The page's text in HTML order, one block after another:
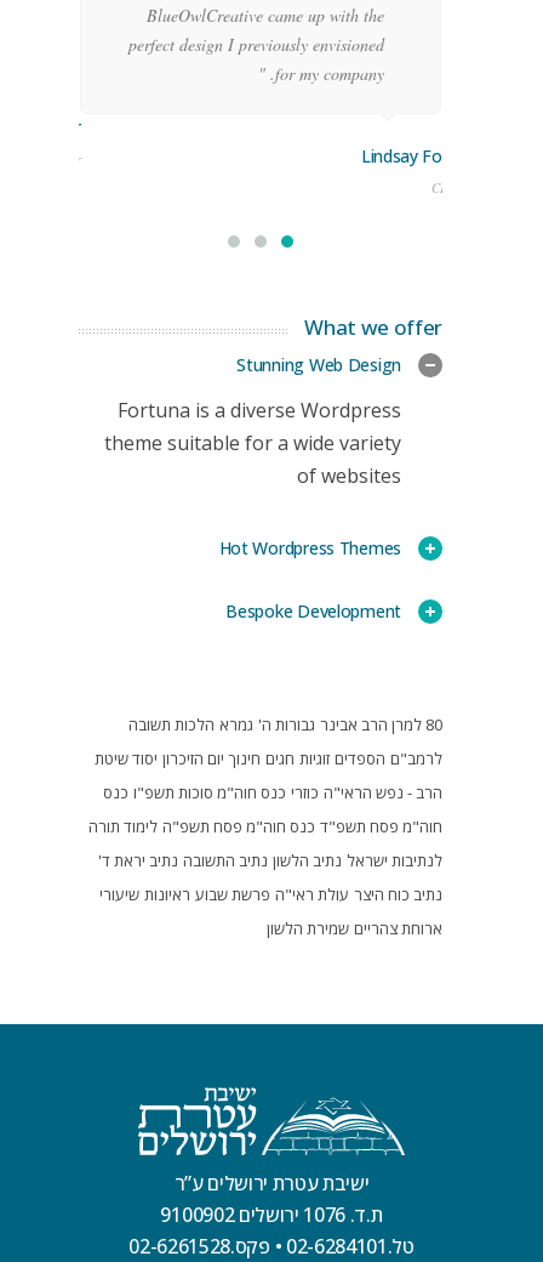
BlueOwlCreative came up with the
perfect design I previously envisioned
for my company. "
Lindsay Ford
CEO
Stoner
Manager
What we offer
Stunning Web Design
Fortuna is a diverse Wordpress
theme suitable for a wide variety
of websites
Hot Wordpress Themes
Bespoke Development
80 למרן הרב אבינר גבורות ה' גמרא הלכות תשובה
לרמב"ם הספדים זוגיות חגים חינוך יום הזיכרון יסוד שיטת
הרב - נפש הראי"ה כוזרי כנס חוה"מ סוכות תשפ"ו כנס
חוה"מ פסח תשפ"ד כנס חוה"מ פסח תשפ"ה לימוד תורה
לנתיבות ישראל נתיב הלשון נתיב התשובה נתיב יראת ד'
נתיב כוח היצר עולת ראי"ה פרשת שבוע ראיונות שיעורי
ארוחת צהריים שמירת הלשון
ישיבת עטרת ירושלים ע”ר
ת.ד. 1076 ירושלים 9100902
טל.02-6284101
• פקס.02-6261528